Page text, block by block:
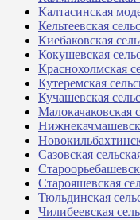
Калтасинская
Кельтеевская
Киебаковская
Кокушевская
Краснохолмская
Кутеремская
Кучашевская
Малокачаковская
Сазовская
Старояшевская
Тюльдинская
Чилибеевская